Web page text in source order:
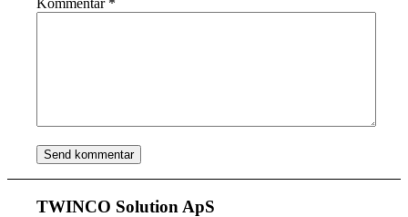
Kommentar *
TWINCO Solution ApS